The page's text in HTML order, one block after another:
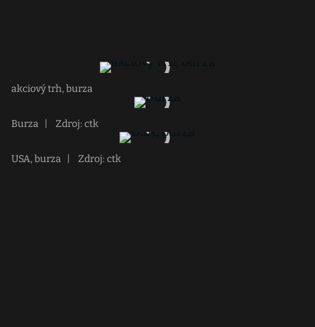
akciový trh, burza
Burza Zdroj: ctk
USA, burza Zdroj: ctk